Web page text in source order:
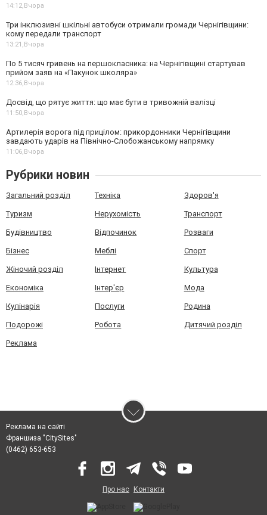
14:12, Вчора
Три інклюзивні шкільні автобуси отримали громади Чернігівщини:
кому передали транспорт
13:21, Вчора
По 5 тисяч гривень на першокласника: на Чернігівщині стартував
прийом заяв на «Пакунок школяра»
12:36, Вчора
Досвід, що рятує життя: що має бути в тривожній валізці
11:50, Вчора
Артилерія ворога під прицілом: прикордонники Чернігівщини
завдають ударів на Північно-Слобожанському напрямку
11:06, Вчора
Рубрики новин
Загальний розділ Техніка Здоров'я
Туризм Нерухомість Транспорт
Будівництво Відпочинок Розваги
Бізнес Меблі Спорт
Жіночий розділ Інтернет Культура
Економіка Інтер'єр Мода
Кулінарія Послуги Родина
Подорожі Робота Дитячий розділ
Реклама
Реклама на сайті
Франшиза "CitySites"
(0462) 653-653
Про нас Контакти